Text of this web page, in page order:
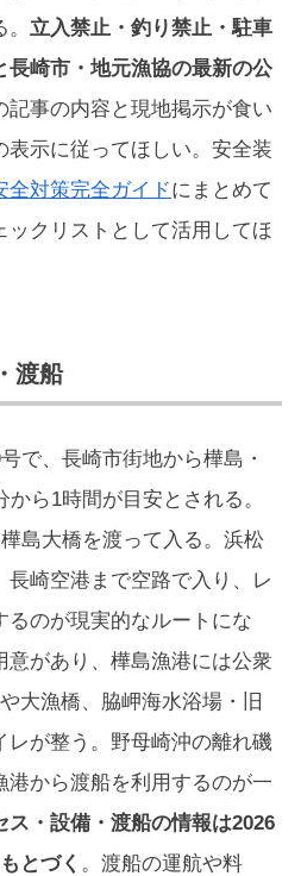
立入禁止・釣り禁止・駐車
長崎市・地元漁協の最新の公
記事の内容と現地掲示が食い
表示に従ってほしい。安全装
全対策完全ガイドにまとめて
ックリストとして活用してほ
渡船
で、長崎市街地から樺島・
ら1時間が目安とされる。
島大橋を渡って入る。浜松
長崎空港まで空路で入り、レ
るのが現実的なルートにな
意があり、樺島漁港には公衆
大漁橋、脇岬海水浴場・旧
レが整う。野母崎沖の離れ磯
港から渡船を利用するのが一
ス・設備・渡船の情報は2026
とづく 。渡船の運航や料